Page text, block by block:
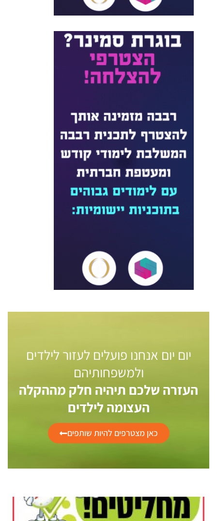
יום יום אנחנו פועלים לעזור לילדים
ולמשפחותיהם
העזרה שלכם תיהיה חלק מההקלה
העצומה לילדים
כאן מצטרפים להיות שותפים